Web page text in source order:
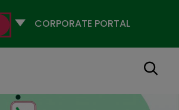
Selecciona
Search